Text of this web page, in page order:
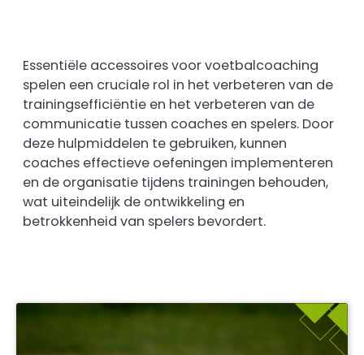
Essentiële accessoires voor voetbalcoaching
spelen een cruciale rol in het verbeteren van de
trainingsefficiëntie en het verbeteren van de
communicatie tussen coaches en spelers. Door
deze hulpmiddelen te gebruiken, kunnen
coaches effectieve oefeningen implementeren
en de organisatie tijdens trainingen behouden,
wat uiteindelijk de ontwikkeling en
betrokkenheid van spelers bevordert.